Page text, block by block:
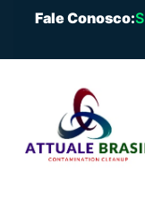
Fale Conosco: